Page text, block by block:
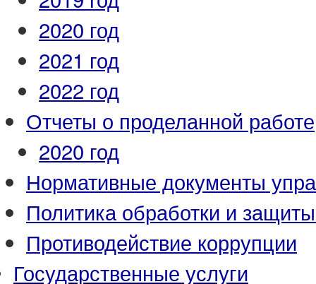
2020 год
2021 год
2022 год
Отчеты о проделанной работе
2020 год
Нормативные документы
Политика обработки и
Противодействие коррупции
Государственные услуги